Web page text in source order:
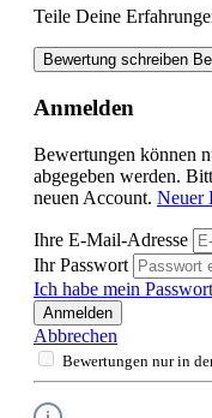
Teile Deine
Bewertung schreiben
Anmelden
Bewertungen können
abgegeben werden.
neuen Account. Neuer
Ihre E-Mail-Adresse
Ihr Passwort
Ich habe mein
Anmelden
Abbrechen
Bewertungen nur in